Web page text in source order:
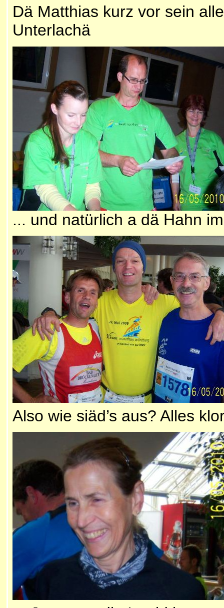
Dä Matthias kurz vor sein
Unterlachä
... und natürlich a dä Hahn
Also wie siäd’s aus? Alles